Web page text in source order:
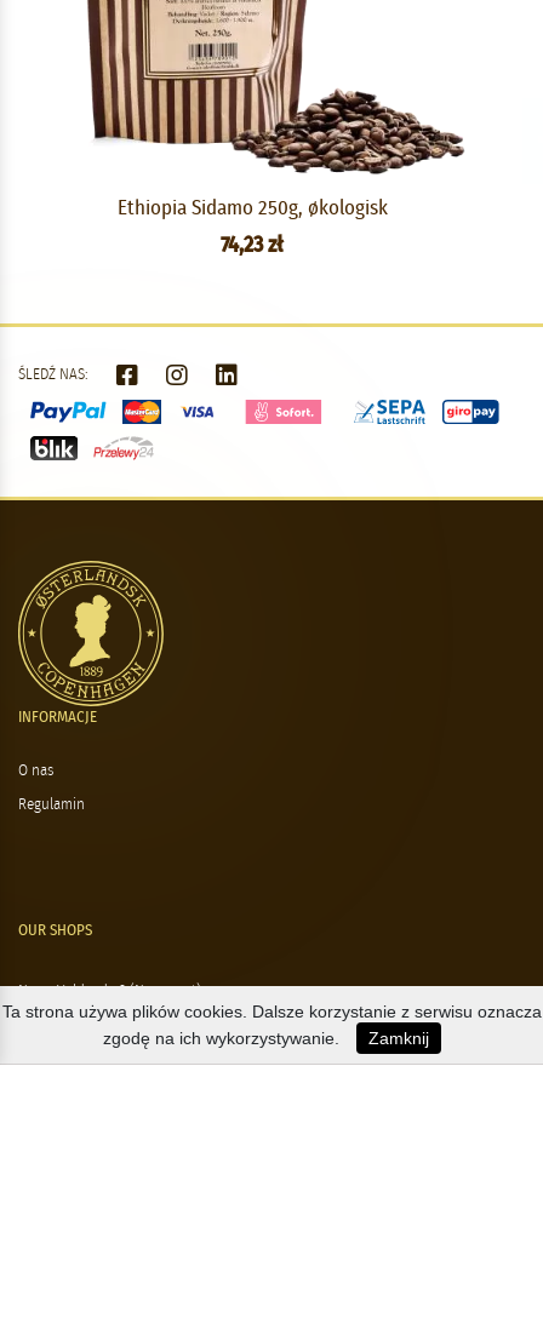
Ethiopia Sidamo 250g, økologisk
74,23 zł
ŚLEDŹ NAS:
INFORMACJE
O nas
Regulamin
OUR SHOPS
Nørre Voldgade 9 (Nørreport)
Falkonér Allé 11 (Frederiksberg)
Ta strona używa plików cookies. Dalsze korzystanie z serwisu oznacza
zgodę na ich wykorzystywanie.
Zamknij